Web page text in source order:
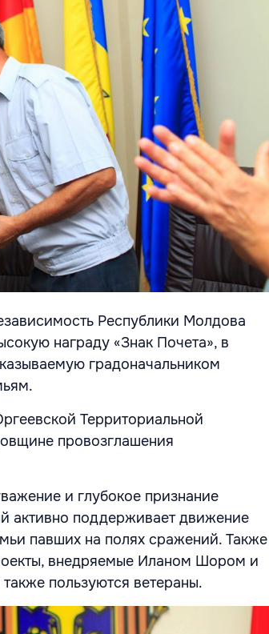
Республики Молдова
награду «Знак Почета», в
градоначальником
Территориальной
провозглашения
и глубокое признание
активно поддерживает движение
павших на полях сражений. Также
внедряемые Иланом Шором и
пользуются ветераны.